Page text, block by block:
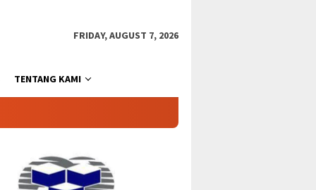
FRIDAY, AUGUST 7, 2026
TENTANG KAMI